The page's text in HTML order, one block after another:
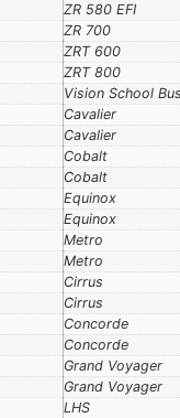
ZR 580 EFI
ZR 700
ZRT 600
ZRT 800
Vision School Bus
Cavalier
Cavalier
Cobalt
Cobalt
Equinox
Equinox
Metro
Metro
Cirrus
Cirrus
Concorde
Concorde
Grand Voyager
Grand Voyager
LHS